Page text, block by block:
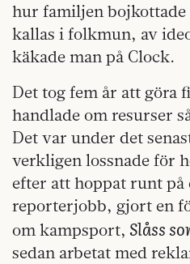
hur familjen bojkottade
kallas i folkmun, av
käkade man på Clock.
Det tog fem år att göra
handlade om resurser
Det var under det
verkligen lossnade för
efter att hoppat runt på
reporterjobb, gjort en
om kampsport, Slåss
sedan arbetat med